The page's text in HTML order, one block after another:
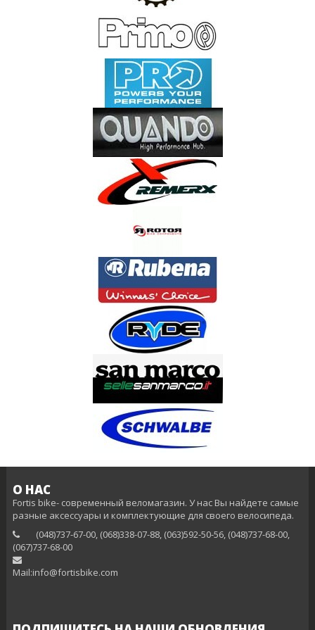
О НАС
Fortis bike- современный веломагазин. У нас Вы найдете самые
разные аксессуары и комплектующие для своего велосипеда.
(048)737-67-00, (068)338-07-88, (063)592-50-56, (048)737-68-00,
(‎067)737-68-00
Mail:info@fortisbike.com